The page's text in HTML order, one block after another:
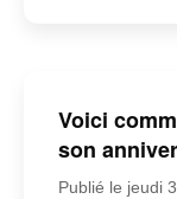
Voici
son
Publié le jeudi